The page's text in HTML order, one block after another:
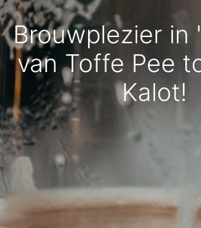
Brouwplezier in
van Toffe Pee
Kalot!